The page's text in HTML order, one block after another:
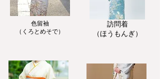
色留袖
​（くろとめそで）
訪問着
​（ほうもんぎ）